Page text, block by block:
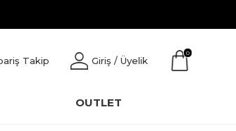
Takip Giriş / Üyelik
0
OUTLET